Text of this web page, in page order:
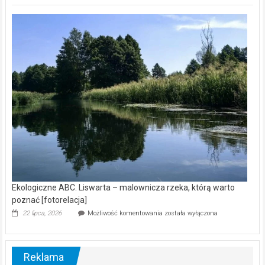
kamerą
wśród
Ekologiczne ABC. Liswarta – malownicza rzeka, którą warto
poznać [fotorelacja]
22 lipca, 2026 Możliwość komentowania Ekologiczne
–
została wyłączona
Reklama